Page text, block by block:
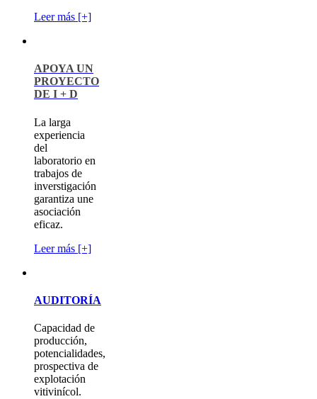
Leer más [+]
APOYA UN
PROYECTO
DE I + D
La larga
experiencia
del
laboratorio en
trabajos de
inverstigación
garantiza une
asociación
eficaz.
Leer más [+]
AUDITORÍA
Capacidad de
producción,
potencialidades,
prospectiva de
explotación
vitivinícol.